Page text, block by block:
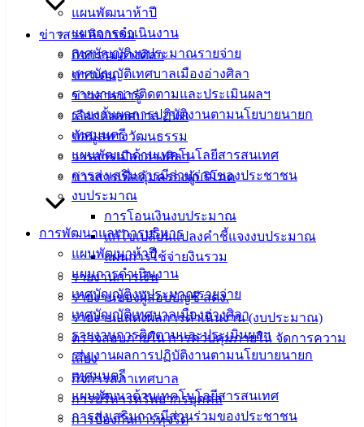
แผนพัฒนาห้าปี
แผนการดำเนินงาน
เทศบัญญัติงบประมาณรายจ่าย
เทศบัญญัติเทศบาลเมืองอ่างศิลา
รายงานการติดตามและประเมินผลฯ
รายงานผลการปฏิบัติงานตามนโยบายนายก
เทศมนตรี
แผนพัฒนาด้านเทคโนโลยีสารสนเทศ
การส่งเสริมการมีส่วนร่วมของประชาชน
งบประมาณ
การโอนเงินงบประมาณ
แก้ไขเปลี่ยนแปลงคำชี้แจงงบประมาณ
แผนการใช้จ่ายงินรวม
รายงานการเงิน
รายงานของผู้สอบบัญชี สตง.
รายงานแสดงผลการดำเนินงาน (งบประมาณ)
ตรวจสอบภายใน การควบคุมภายใน จัดการความ
เสี่ยง
กิจการสภาเทศบาล
การบริหารทรัพยากรบุคคล
การป้องกันการทุจริต
ข่าวสาร กิจกรรม
กิจกรรมอ่างศิลา
ข่าวเด่น
ข่าวสารน่ารู้
เลือกตั้งเทศบาล 2568
ข้อมูลทางวัฒนธรรม
วารสารเมืองอ่างศิลา
ข่าวสารเพื่อคุ้มครองผู้บริโภค
การพัฒนาและการบริหาร
แผนพัฒนาห้าปี
แผนการดำเนินงาน
เทศบัญญัติงบประมาณรายจ่าย
เทศบัญญัติเทศบาลเมืองอ่างศิลา
รายงานการติดตามและประเมินผลฯ
รายงานผลการปฏิบัติงานตามนโยบายนายก
เทศมนตรี
แผนพัฒนาด้านเทคโนโลยีสารสนเทศ
การส่งเสริมการมีส่วนร่วมของประชาชน
ครั้งที่ 6/2566ดาวน์โหลด
เทศบาล
เมืองอ่าง
สำนักงาน
เทศบาลเมือง
ม.3 ต.เสม็ด
อ.เมือง จ.ชลบุรี
038-
142-100-104
บริการ
ประชาชน